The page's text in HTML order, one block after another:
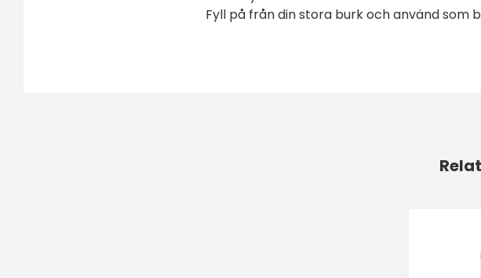
Fyll på från din stora burk och använd som